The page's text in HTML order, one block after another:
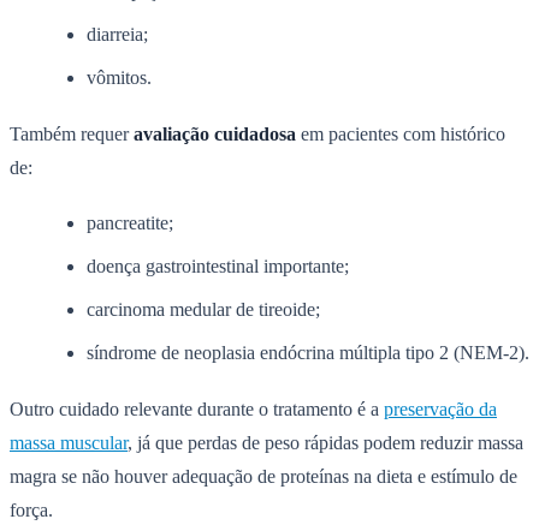
diarreia;
vômitos.
Também requeravaliação cuidadosa em pacientes com histórico
de:
pancreatite;
doença gastrointestinal importante;
carcinoma medular de tireoide;
síndrome de neoplasia endócrina múltipla tipo 2 (NEM-2).
Outro cuidado relevante durante o tratamento é a preservação da
massa muscular, já que perdas de peso rápidas podem reduzir massa
magra se não houver adequação de proteínas na dieta e estímulo de
força.